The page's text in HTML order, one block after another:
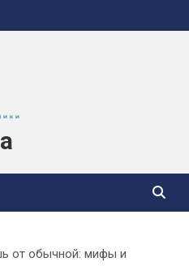
от обычной: мифы и